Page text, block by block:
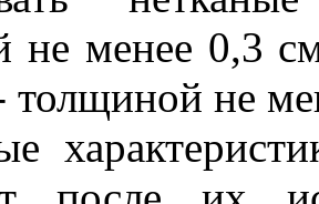
не менее 0,3
толщиной не